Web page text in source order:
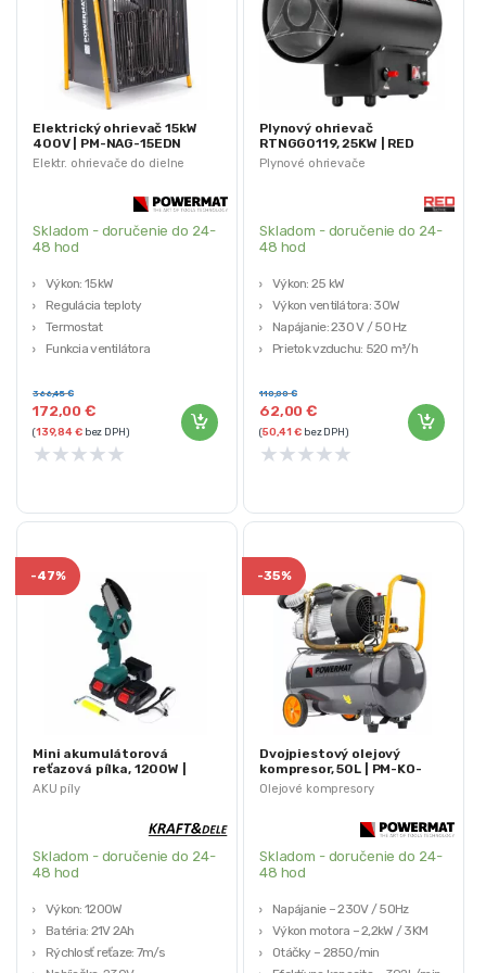
Elektr. ohrievače do dielne
Elektrický ohrievač 15kW
400V | PM-NAG-15EDN
(Výstavný kus)
Skladom - doručenie do 24-
48 hod
Výkon: 15kW
Regulácia teploty
Termostat
Funkcia ventilátora
Využite príležitosť a získajte kvalitné
produkty za výhodnú cenu! Naše
výstavné kusy sú pripravené na
okamžité použitie. Pre zabezpečenie
172,00€
366,45€
(139,84€bez DPH)
★★★★★
Plynové ohrievače
Plynový ohrievač
RTNGG0119, 25KW | RED
TECHNIC (Výstavný kus)
Skladom - doručenie do 24-
48 hod
Výkon: 25 kW
Výkon ventilátora: 30W
Napájanie: 230 V / 50 Hz
Prietok vzduchu: 520 m³/h
Využite príležitosť a získajte kvalitné
produkty za výhodnú cenu! Naše
výstavné kusy sú pripravené na
okamžité použitie. Pre zabezpečenie
62,00€
110,00€
(50,41€bez DPH)
★★★★★
AKU píly
-47%
Mini akumulátorová
reťazová pílka, 1200W |
KD10622 (Výstavný kus)
Skladom - doručenie do 24-
48 hod
Výkon: 1200W
Batéria: 21V 2Ah
Rýchlosť reťaze: 7m/s
Olejové kompresory
-35%
Dvojpiestový olejový
kompresor, 50L | PM-KO-
50T-V2 (Výstavný kus)
Skladom - doručenie do 24-
48 hod
Napájanie – 230V / 50Hz
Výkon motora – 2,2kW / 3KM
Otáčky – 2850/min